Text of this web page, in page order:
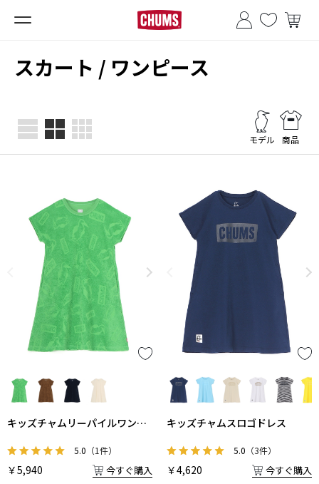
■夏季休業のお知らせ■
スカート / ワンピース
モデル 商品
キッズチャムリーパイルワンピ
5.0 （1件）
￥5,940 今すぐ購入
キッズチャムスロゴドレス
5.0 （3件）
￥4,620 今すぐ購入